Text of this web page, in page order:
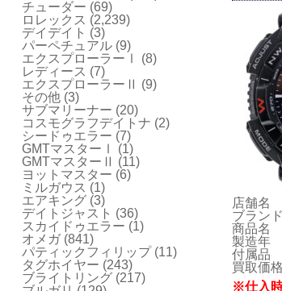
店舗名
ブラン
商品名
製造年
付属品
買取価格
※仕入
チューダー (69)
ロレックス (2,239)
デイデイト (3)
パーペチュアル (9)
エクスプローラーⅠ
(8)
レディース (7)
エクスプローラーⅡ (9)
その他 (3)
サブマリーナー (20)
コスモグラフデイトナ (2)
シードゥエラー (7)
GMTマスターⅠ
(1)
GMTマスターⅡ (11)
ヨットマスター (6)
ミルガウス (1)
エアキング (3)
デイトジャスト (36)
スカイドゥエラー (1)
オメガ(841)
パティックフィリップ(11)
タグホイヤー (243)
ブライトリング (217)